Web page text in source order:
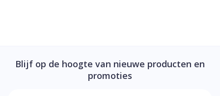
Blijf op de hoogte van nieuwe producten en
promoties